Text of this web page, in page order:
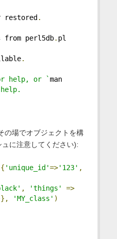
.
perl5db. pl
.
help, or `man
の場でオブジェクトを構
に注意してください):
'unique_id'=>'123' ,
, 'things'
=>
'MY_class' )